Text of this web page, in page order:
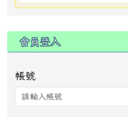
:::
會員登入
帳號